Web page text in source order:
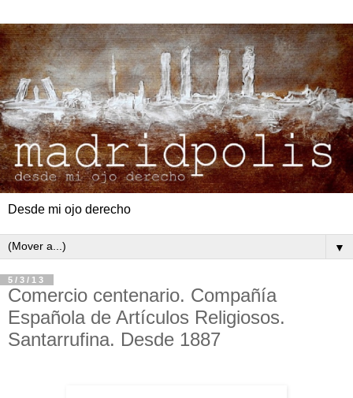
Desde mi ojo derecho
▼
5/3/13
Comercio centenario. Compañía
Española de Artículos Religiosos.
Santarrufina. Desde 1887